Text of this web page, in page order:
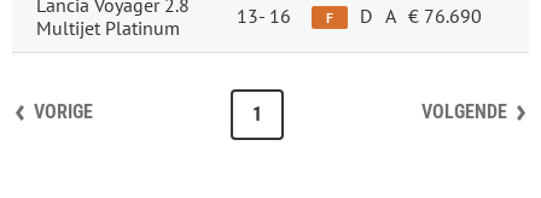
Lancia Voyager 2.8
Multijet Platinum
13- 16 F D A € 76.690
VORIGE VOLGENDE
1